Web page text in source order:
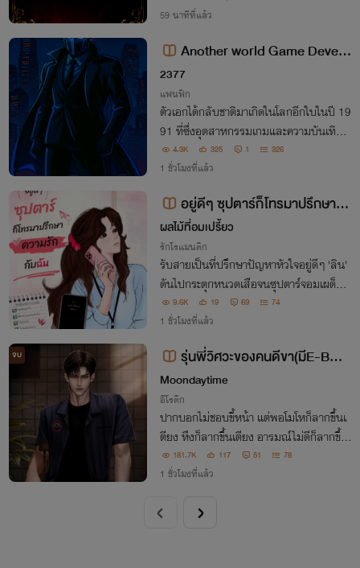
รอยเลือดบนแผ่นหลังของศัตรู แต่ชิงหลี...
59 นาทีที่แล้ว
Another world Game Develo
pers in Japan's 1991 [นิยายแปล]
2377
แฟนฟิก
ตัวเอกได้กลับชาติมาเกิดในโลกอีกใบในปี 19
91 ที่ซึ่งอุตสาหกรรมเกมและความบันเทิงเป็
นเหมือนช่วงต้นยุค 1980
4.3K 325 1 326
1 ชั่วโมงที่แล้ว
อยู่ดีๆ ซุปตาร์ก็โทรมาปรึกษาคว
ามรักกับฉัน (อ่านฟรีจนจบ)
ผลไม้ที่อมเปรี้ยว
รักโรแมนติก
รับสายเป็นที่ปรึกษาปัญหาหัวใจอยู่ดีๆ 'ลิน'
ดันไปกระตุกหนวดเสือจนซุปตาร์จอมเผด็จก
าร 'ไทเลอร์ ควิน' เปลี่ยนสถานะจาก 'คนคุยเ
รื่องเพื่อน' มาตามจีบเธอแทนซะงั้น!
9.6K 19 69 74
1 ชั่วโมงที่แล้ว
จบ
รุ่นพี่วิศวะของคนดีขา(มีE-BOO
K)
Moondaytime
อีโรติก
ปากบอกไม่ชอบขี้หน้า แต่พอโมโหก็ลากขึ้นเ
ตียง หึงก็ลากขึ้นเตียง อารมณ์ไม่ดีก็ลากขึ้นเ
ตียง ไม่ชอบขี้หน้าแบบใด?
181.7K 117 51 78
1 ชั่วโมงที่แล้ว